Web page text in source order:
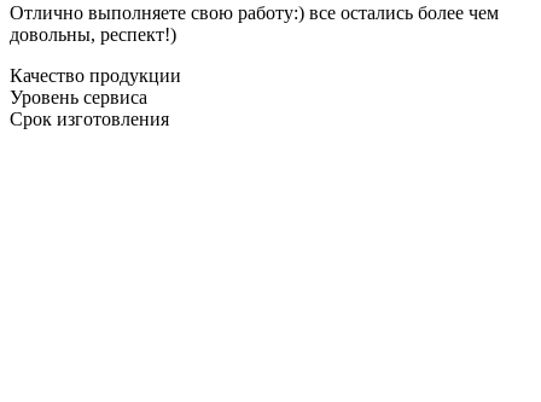
Отлично выполняете свою работу:) все остались более чем
довольны, респект!)
Качество продукции
Уровень сервиса
Срок изготовления